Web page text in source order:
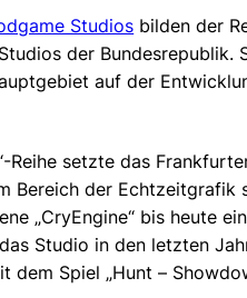
Studios bilden der
der Bundesrepublik.
auf der
Reihe setzte das
Bereich der Echtzeitgrafik
„CryEngine“ bis heute
Studio in den letzten
dem Spiel „Hunt –